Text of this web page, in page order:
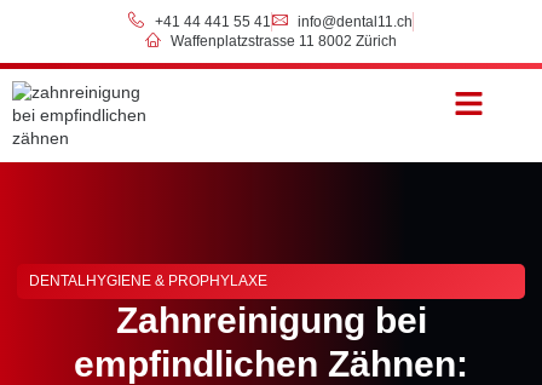
+41 44 441 55 41
info@dental11.ch
Waffenplatzstrasse 11 8002 Zürich
DENTALHYGIENE & PROPHYLAXE
Zahnreinigung bei
empfindlichen Zähnen: